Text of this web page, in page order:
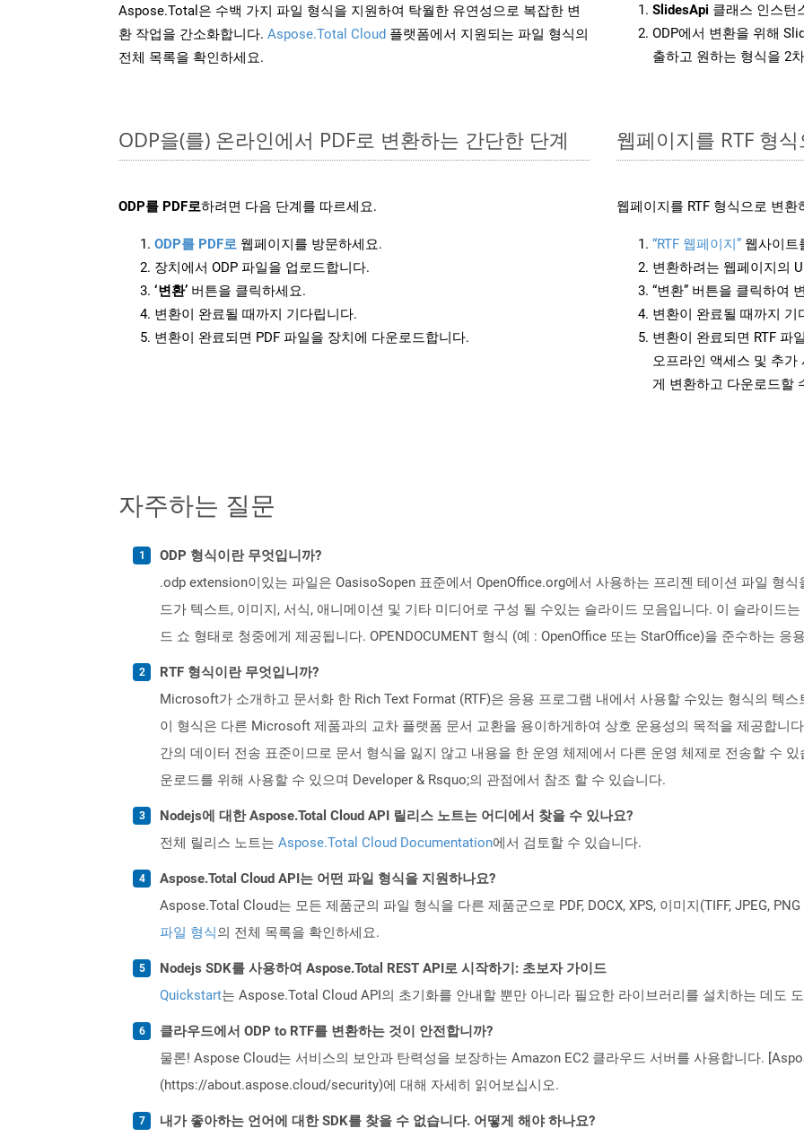
Aspose.Total은 수백 가지 파일 형식을 지원하여 탁월한 유연성으로 복잡한 변
환 작업을 간소화합니다. Aspose.Total Cloud 플랫폼에서 지원되는 파일 형식의
전체 목록을 확인하세요.
SlidesApi 클래스 인스턴
ODP에서 변환을 위해
출하고 원하는 형식을 2
ODP을(를) 온라인에서 PDF로 변환하는 간단한 단계
ODP를 PDF로하려면 다음 단계를 따르세요.
ODP를 PDF로 웹페이지를 방문하세요.
장치에서 ODP 파일을 업로드합니다.
‘변환’ 버튼을 클릭하세요.
변환이 완료될 때까지 기다립니다.
변환이 완료되면 PDF 파일을 장치에 다운로드합니다.
웹페이지를 RTF 형
웹페이지를 RTF 형식으로 변
“RTF 웹페이지” 웹사이트
변환하려는 웹페이지의
“변환” 버튼을 클릭하여
변환이 완료될 때까지 기
변환이 완료되면 RTF 파
오프라인 액세스 및 추가
게 변환하고 다운로드할
자주하는 질문
ODP 형식이란 무엇입니까?
.odp extension이있는 파일은 OasisoSopen 표준에서 OpenOffice.org에서 사용하는 프리젠 테이션 파일 형
드가 텍스트, 이미지, 서식, 애니메이션 및 기타 미디어로 구성 될 수있는 슬라이드 모음입니다. 이 슬라이드
드 쇼 형태로 청중에게 제공됩니다. OPENDOCUMENT 형식 (예 : OpenOffice 또는 StarOffice)을 준수하는 응
RTF 형식이란 무엇입니까?
Microsoft가 소개하고 문서화 한 Rich Text Format (RTF)은 응용 프로그램 내에서 사용할 수있는 형식의 텍
이 형식은 다른 Microsoft 제품과의 교차 플랫폼 문서 교환을 용이하게하여 상호 운용성의 목적을 제공합니
간의 데이터 전송 표준이므로 문서 형식을 잃지 않고 내용을 한 운영 체제에서 다른 운영 체제로 전송할 수
운로드를 위해 사용할 수 있으며 Developer & Rsquo;의 관점에서 참조 할 수 있습니다.
Nodejs에 대한 Aspose.Total Cloud API 릴리스 노트는 어디에서 찾을 수 있나요?
전체 릴리스 노트는 Aspose.Total Cloud Documentation에서 검토할 수 있습니다.
Aspose.Total Cloud API는 어떤 파일 형식을 지원하나요?
Aspose.Total Cloud는 모든 제품군의 파일 형식을 다른 제품군으로 PDF, DOCX, XPS, 이미지(TIFF, JPEG,
파일 형식의 전체 목록을 확인하세요.
Nodejs SDK를 사용하여 Aspose.Total REST API로 시작하기: 초보자 가이드
Quickstart는 Aspose.Total Cloud API의 초기화를 안내할 뿐만 아니라 필요한 라이브러리를 설치하는 데도
클라우드에서 ODP to RTF를 변환하는 것이 안전합니까?
물론! Aspose Cloud는 서비스의 보안과 탄력성을 보장하는 Amazon EC2 클라우드 서버를 사용합니다.
(https://about.aspose.cloud/security)에 대해 자세히 읽어보십시오.
내가 좋아하는 언어에 대한 SDK를 찾을 수 없습니다. 어떻게 해야 하나요?